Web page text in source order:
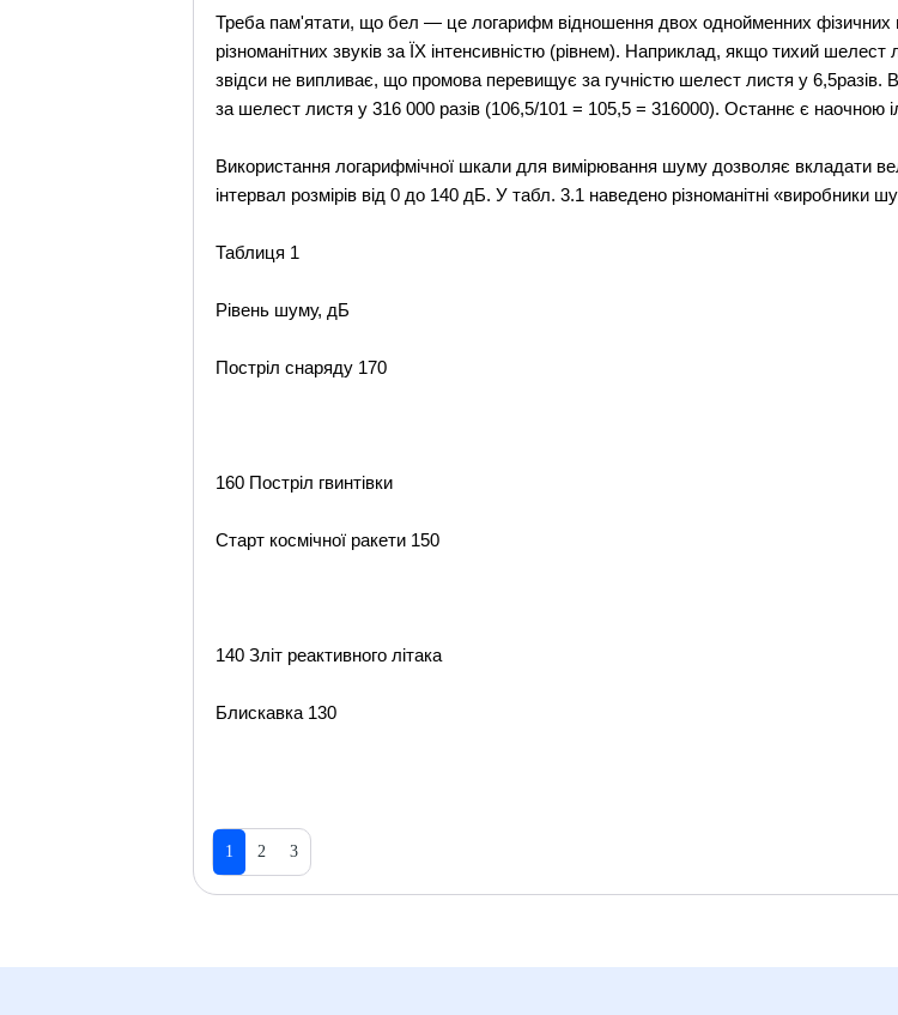
Треба пам'ятати, що бел — це логарифм відношення двох однойменних фізичних
різноманітних звуків за ЇХ інтенсивністю (рівнем). Наприклад, якщо тихий
звідси не випливає, що промова перевищує за гучністю шелест листя у
за шелест листя у 316 000 разів (106,5/101 = 105,5 = 316000). Останнє є
Використання логарифмічної шкали для вимірювання шуму дозволяє вкладати
інтервал розмірів від 0 до 140 дБ. У табл. 3.1 наведено різноманітні «виробники
Таблиця 1
Рівень шуму, дБ
Постріл снаряду 170
160 Постріл гвинтівки
Старт космічної ракети 150
140 Зліт реактивного літака
Блискавка 130
1 2 3